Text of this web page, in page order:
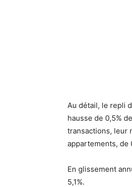
Au détail, le repli
hausse de 0,5%
transactions, leur
appartements, de
En glissement
5,1%.